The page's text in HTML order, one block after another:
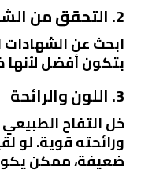
2. التحقق من الشهادات
ابحث عن الشهادات
بتكون أفضل لأنها
3. اللون والرائحة
خل التفاح
ورائحته قوية. لو
ضعيفة، ممكن